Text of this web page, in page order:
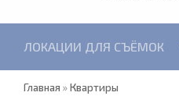
ЛОКАЦИИ ДЛЯ СЪЁМОК
Главная »Квартиры